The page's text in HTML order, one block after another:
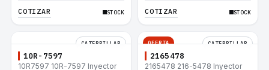
657E 631E 988F II
COTIZAR STOCK
657E 631E 988F II
COTIZAR STOCK
CATERPILLAR
10R-7597
10R7597 10R-7597 Inyector
OFERTA CATERPILLAR
2165478
2165478 216-5478 Inyector